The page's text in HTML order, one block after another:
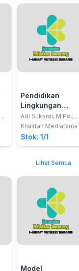
Pendidikan
Lingkungan
Hidup dan
Mitigasi
Usia Dini Jilid 2
Adi Sukardi, M.Pd.;
Suprijayanti, S.Pd
Khalifah Mediatama
Stok: 1/1
Lihat Semua
Model